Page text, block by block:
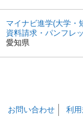
マイナビ進学(大学・
資料請求・パンフレ
愛知県
お問い合わせ 利